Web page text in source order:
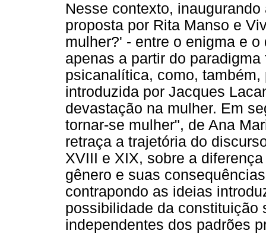
Nesse contexto,
proposta por Rita Manso e
mulher?' - entre o enigma e
apenas a partir do
psicanalítica, como,
introduzida por Jacques
devastação na mulher. Em
tornar-se mulher", de Ana
retraça a trajetória do
XVIII e XIX, sobre a
gênero e suas
contrapondo as ideias
possibilidade da constituição
independentes dos padrões